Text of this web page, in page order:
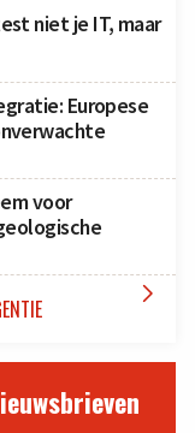
niet je IT, maar
Europese
voor
